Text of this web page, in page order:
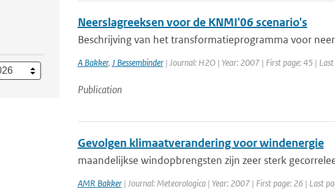
Neerslagreeksen voor de KNMI'06 scenario's
Beschrijving van het transformatieprogramma voor
A Bakker, J Bessembinder| Journal: H2O | Year: 2007 | First page: 45 |
Publication
Gevolgen klimaatverandering voor windenergie
maandelijkse windopbrengsten zijn zeer sterk
AMR Bakker| Journal: Meteorologica | Year: 2007 | First page: 26 | Last